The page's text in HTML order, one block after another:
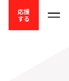
応援
する